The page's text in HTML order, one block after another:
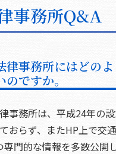
事務所Q&A
律事務所にはどの
のですか。
事務所は、平成24年の
おらず、またHP上で交
専門的な情報を多数公開